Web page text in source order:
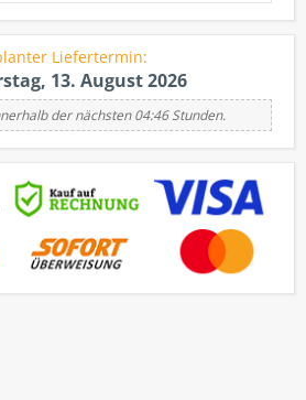
Liefertermin:
13. August 2026
der nächsten 04:46 Stunden.